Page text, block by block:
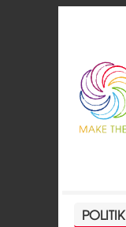
POLITIK